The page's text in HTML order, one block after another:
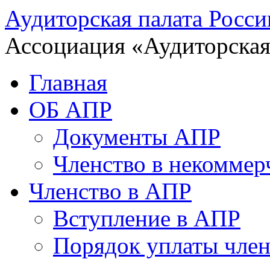
Аудиторская палата
Ассоциация
Главная
ОБ АПР
Документы АПР
Членство в
Членство в АПР
Вступление в АПР
Порядок уплаты